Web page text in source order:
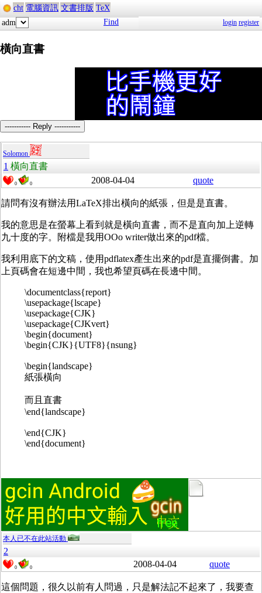
cht 電腦資訊 文書排版 TeX
adm
Find login register
橫向直書
----------- Reply -----------
Solomon
1 橫向直書
0 0 2008-04-04 quote
請問有沒有辦法用LaTeX排出橫向的紙張，但是是直書。
我的意思是在螢幕上看到就是橫向直書，而不是直向加上逆轉
九十度的字。附檔是我用OOo writer做出來的pdf檔。
我利用底下的文稿，使用pdflatex產生出來的pdf是直擺倒書。加
上頁碼會在短邊中間，我也希望頁碼在長邊中間。
\documentclass{report}
\usepackage{lscape}
\usepackage{CJK}
\usepackage{CJKvert}
\begin{document}
\begin{CJK}{UTF8}{nsung}
\begin{landscape}
紙張橫向
而且直書
\end{landscape}
\end{CJK}
\end{document}
本人已不在此站活動
2
0 0 2008-04-04 quote
這個問題，很久以前有人問過，只是解法記不起來了，我要查